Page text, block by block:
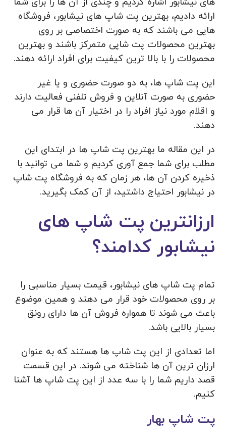
ارائه دادیم، بهترین پت شاپ های نیشابور، فروشگاه
هایی می باشند که به صورت اختصاصی بر روی
بهترین محصولات پت شاپی متمرکز باشند و بهترین
محصولات را با بالا ترین کیفیت برای افراد ارائه دهند.
این پت شاپ ها، به دو صورت حضوری و یا غیر
حضوری به صورت آنلاین و فروش تلفنی فعالیت دارند
و اقلام مورد نیاز افراد را در اختیار آن ها قرار می
دهند.
در این مقاله ما بهترین پت شاپ ها در ابتدای این
مطلب برای شما جمع آوری کردیم و شما می توانید با
ذخیره کردن آن ها، هر زمان که به فروشگاه پت شاپ
در نیشابور احتیاج داشتید، از آن کمک بگیرید.
ارزانترین پت شاپ های
نیشابور کدامند؟
تمام پت شاپ های نیشابور، قیمت بسیار مناسبی را
بر روی محصولات خود قرار می دهند و همین موضوع
باعث می شوند تا همواره فروش آن ها دارای رونق
بسیار بالایی باشد.
اما تعدادی از این پت شاپ ها هستند که به عنوان
ارزان ترین آن ها شناخته می شوند. در این قسمت
قصد داریم شما را با سه عدد از این پت شاپ ها آشنا
کنیم.
پت شاپ بهار